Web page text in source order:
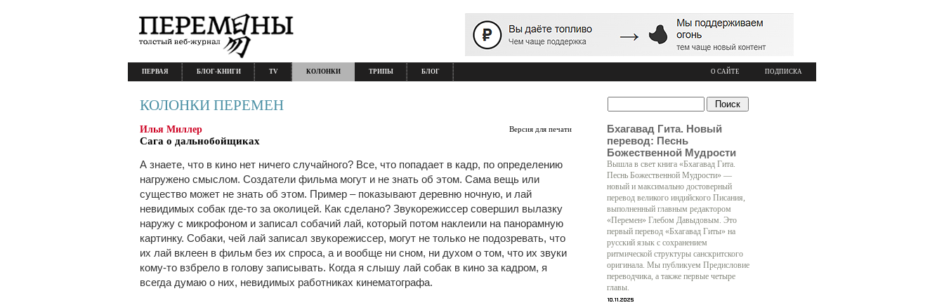
О САЙТЕ ПОДПИСКА
ПЕРВАЯ БЛОГ-КНИГИ TV КОЛОНКИ ТРИПЫ БЛОГ
КОЛОНКИ ПЕРЕМЕН
Илья Миллер Версия для печати
Сага о дальнобойщиках
А знаете, что в кино нет ничего случайного? Все, что попадает в кадр, по определению
нагружено смыслом. Создатели фильма могут и не знать об этом. Сама вещь или
существо может не знать об этом. Пример – показывают деревню ночную, и лай
невидимых собак где-то за околицей. Как сделано? Звукорежиссер совершил вылазку
наружу с микрофоном и записал собачий лай, который потом наклеили на панорамную
картинку. Собаки, чей лай записал звукорежиссер, могут не только не подозревать, что
их лай вклеен в фильм без их спроса, а и вообще ни сном, ни духом о том, что их звуки
кому-то взбрело в голову записывать. Когда я слышу лай собак в кино за кадром, я
всегда думаю о них, невидимых работниках кинематографа.
Бхагавад Гита. Новый
перевод: Песнь
Божественной Мудрости
Вышла в свет книга «Бхагавад Гита.
Песнь Божественной Мудрости» —
новый и максимально достоверный
перевод великого индийского Писания,
выполненный главным редактором
«Перемен» Глебом Давыдовым. Это
первый перевод «Бхагавад Гиты» на
русский язык с сохранением
ритмической структуры санскритского
оригинала. Мы публикуем Предисловие
переводчика, а также первые четыре
главы.